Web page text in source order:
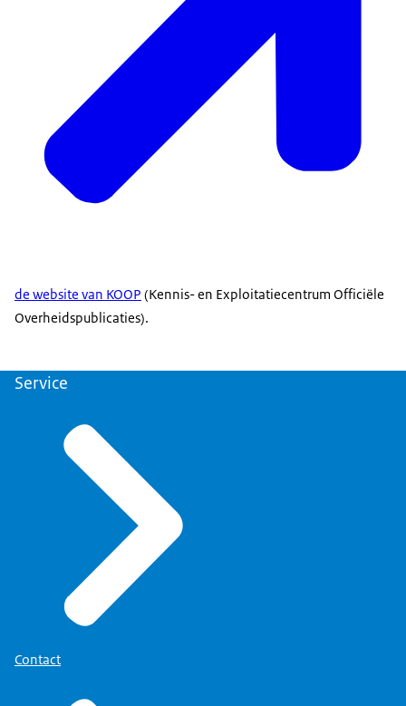
de website van KOOP (Kennis- en Exploitatiecentrum Officiële
Overheidspublicaties).
Service
Contact